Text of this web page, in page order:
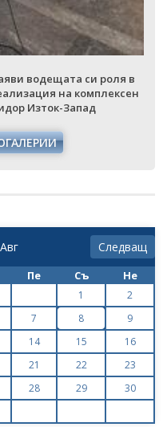
си роля в
на комплексен
Запад
Следващ
Пе Съ Не
1
2
7 8
9
14 15
16
21 22
23
28 29
30